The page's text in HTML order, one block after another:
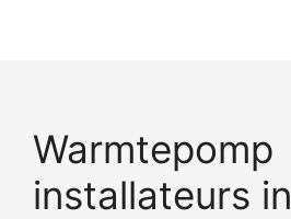
Warmtepomp
installateurs in